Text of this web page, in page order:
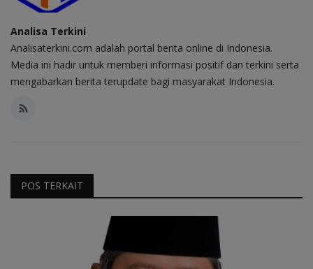
Analisa Terkini
Analisaterkini.com adalah portal berita online di Indonesia.
Media ini hadir untuk memberi informasi positif dan terkini serta
mengabarkan berita terupdate bagi masyarakat Indonesia.
POS TERKAIT